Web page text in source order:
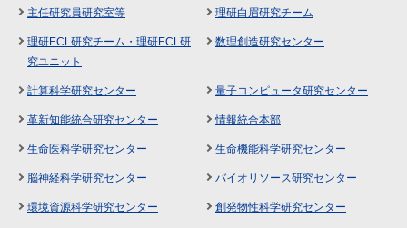
主任研究員研究室等 理研白眉研究チーム
理研ECL研究チーム・理研ECL研
究ユニット
数理創造研究センター
計算科学研究センター 量子コンピュータ研究センター
革新知能統合研究センター 情報統合本部
生命医科学研究センター 生命機能科学研究センター
脳神経科学研究センター バイオリソース研究センター
環境資源科学研究センター 創発物性科学研究センター